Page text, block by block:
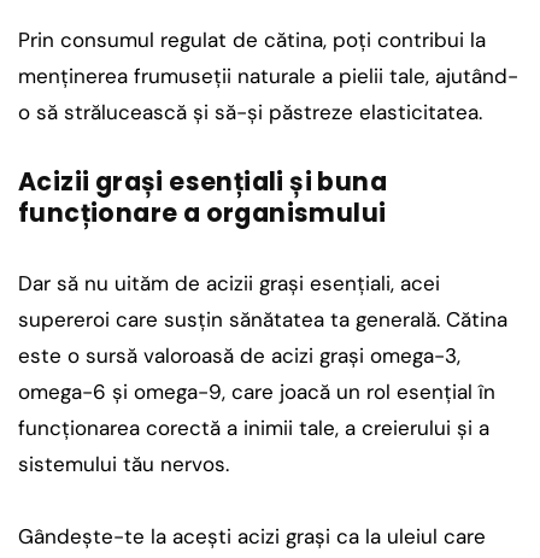
Prin consumul regulat de cătina, poți contribui la
menținerea frumuseții naturale a pielii tale, ajutând-
o să strălucească și să-și păstreze elasticitatea.
Acizii grași esențiali și buna
funcționare a organismului
Dar să nu uităm de acizii grași esențiali, acei
supereroi care susțin sănătatea ta generală. Cătina
este o sursă valoroasă de acizi grași omega-3,
omega-6 și omega-9, care joacă un rol esențial în
funcționarea corectă a inimii tale, a creierului și a
sistemului tău nervos.
Gândește-te la acești acizi grași ca la uleiul care